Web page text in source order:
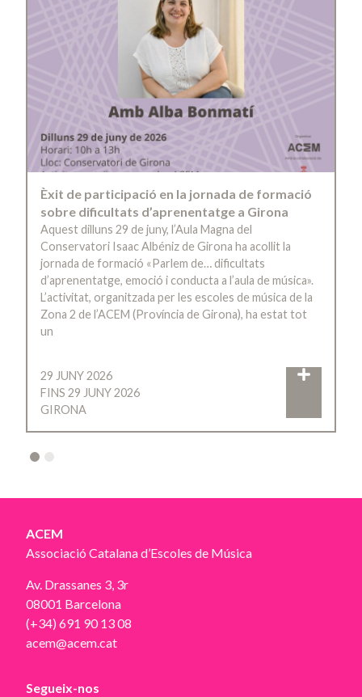
Èxit de participació en la jornada de formació
sobre dificultats d’aprenentatge a Girona
Aquest dilluns 29 de juny, l’Aula Magna del
Conservatori Isaac Albéniz de Girona ha acollit la
jornada de formació «Parlem de… dificultats
d’aprenentatge, emoció i conducta a l’aula de música».
L’activitat, organitzada per les escoles de música de la
Zona 2 de l’ACEM (Província de Girona), ha estat tot
un
29 JUNY 2026
FINS 29 JUNY 2026
GIRONA
ACEM
Associació Catalana d’Escoles de Música
Av. Drassanes 3, 3r
08001 Barcelona
(+34) 691 90 13 08
acem@acem.cat
Segueix-nos